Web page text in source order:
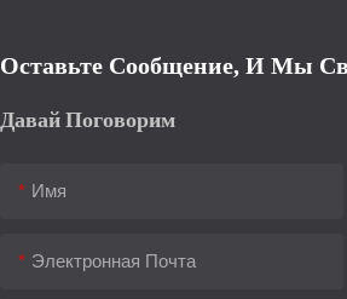
Оставьте Сообщение, И Мы
Давай Поговорим
Имя
Электронная Почта